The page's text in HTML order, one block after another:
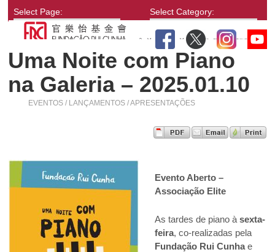
Select Page: Select Category:
Uma Noite com Piano
na Galeria – 2025.01.10
EVENTOS / LANÇAMENTOS / APRESENTAÇÕES
Evento Aberto –
Associação Elite
As tardes de piano à sexta-
feira, co-realizadas pela
Fundação Rui Cunhae